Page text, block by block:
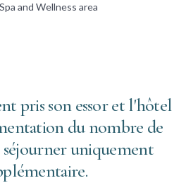
pris son essor et l'hôtel
du nombre de
uniquement